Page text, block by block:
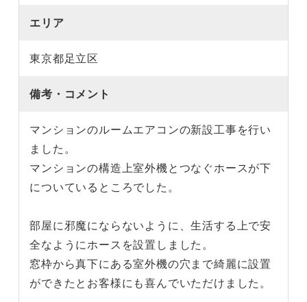
エリア
東京都足立区
備考・コメント
マンションのルームエアコンの新設工事を行い
ました。
マンションの構造上室外機とつなぐホースが下
についているところでした。
部屋に邪魔にならないように、生活する上で安
全なようにホースを設置しました。
窓枠から真下にある室外機の穴まで綺麗に設置
ができたとお客様にも喜んでいただけました。